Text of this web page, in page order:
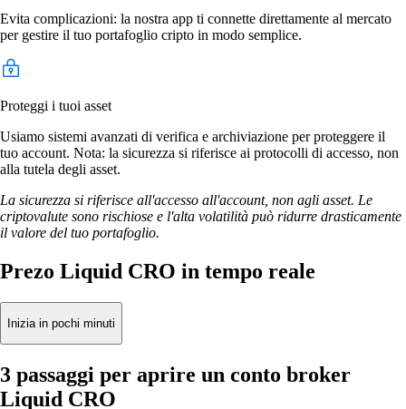
Evita complicazioni: la nostra app ti connette direttamente al mercato
per gestire il tuo portafoglio cripto in modo semplice.
Proteggi i tuoi asset
Usiamo sistemi avanzati di verifica e archiviazione per proteggere il
tuo account. Nota: la sicurezza si riferisce ai protocolli di accesso, non
alla tutela degli asset.
La sicurezza si riferisce all'accesso all'account, non agli asset. Le
criptovalute sono rischiose e l'alta volatilità può ridurre drasticamente
il valore del tuo portafoglio.
Prezo Liquid CRO in tempo reale
Inizia in pochi minuti
3 passaggi per aprire un conto broker
Liquid CRO